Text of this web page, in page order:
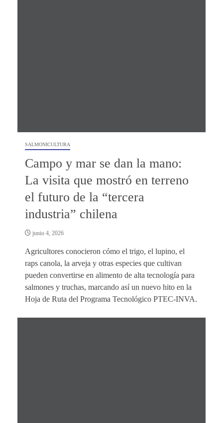
SALMONICULTURA
Campo y mar se dan la mano:
La visita que mostró en terreno
el futuro de la “tercera
industria” chilena
junio 4, 2026
Agricultores conocieron cómo el trigo, el lupino, el
raps canola, la arveja y otras especies que cultivan
pueden convertirse en alimento de alta tecnología para
salmones y truchas, marcando así un nuevo hito en la
Hoja de Ruta del Programa Tecnológico PTEC-INVA.